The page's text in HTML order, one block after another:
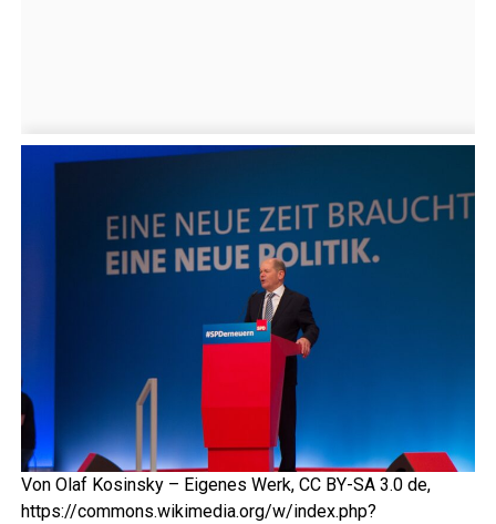
Von Olaf Kosinsky – Eigenes Werk, CC BY-SA 3.0 de,
https://commons.wikimedia.org/w/index.php?